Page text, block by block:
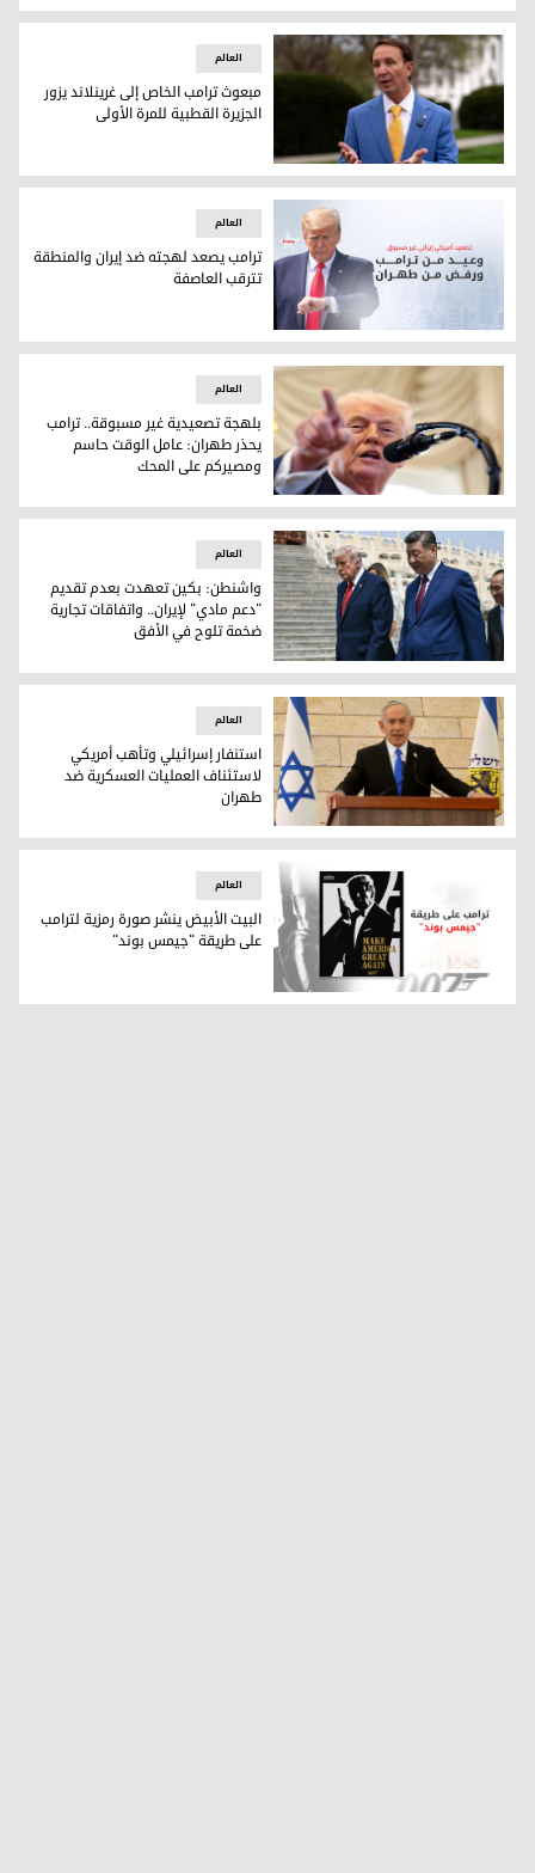
ترامب في هجوم "ناري" جديد: حتى لو استسلمت إيران بالكامل،
مبعوث ترامب الخاص إلى غرينلاند يزور الجزيرة القطبية للمرة
العالم
مبعوث ترامب الخاص إلى غرينلاند يزور
الجزيرة القطبية للمرة الأولى
ترامب يصعد لهجته ضد إيران والمنطقة تترقب العاصفة
العالم
ترامب يصعد لهجته ضد إيران والمنطقة
تترقب العاصفة
بلهجة تصعيدية غير مسبوقة.. ترامب يحذر طهران: عامل
العالم
بلهجة تصعيدية غير مسبوقة.. ترامب
يحذر طهران: عامل الوقت حاسم
ومصيركم على المحك
واشنطن: بكين تعهدت بعدم تقديم "دعم مادي" لإيران..
العالم
واشنطن: بكين تعهدت بعدم تقديم
"دعم مادي" لإيران.. واتفاقات تجارية
ضخمة تلوح في الأفق
استنفار إسرائيلي وتأهب أمريكي لاستئناف العمليات
العالم
استنفار إسرائيلي وتأهب أمريكي
لاستئناف العمليات العسكرية ضد
طهران
البيت الأبيض ينشر صورة رمزية لترامب على طريقة "جيمس بوند"
العالم
البيت الأبيض ينشر صورة رمزية لترامب
على طريقة "جيمس بوند"